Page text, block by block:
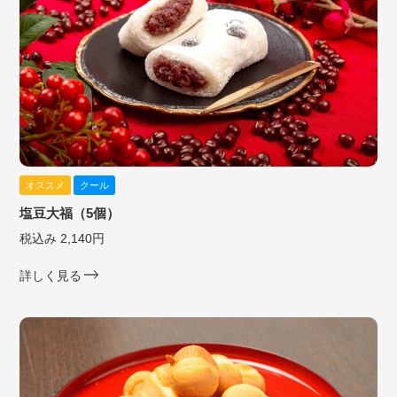
オススメ クール
塩豆大福（5個）
税込み 2,140円
詳しく見る